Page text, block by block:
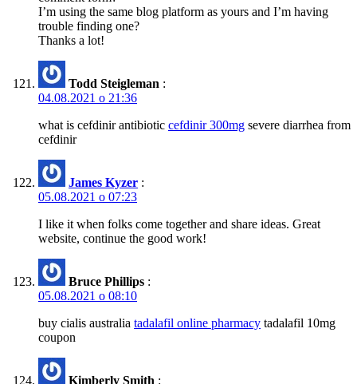
I’m using the same blog platform as yours and I’m having
trouble finding one?
Thanks a lot!
Todd Steigleman :
04.08.2021 о 21:36
what is cefdinir antibiotic cefdinir 300mg severe diarrhea from
cefdinir
James Kyzer :
05.08.2021 о 07:23
I like it when folks come together and share ideas. Great
website, continue the good work!
Bruce Phillips :
05.08.2021 о 08:10
buy cialis australia tadalafil online pharmacy tadalafil 10mg
coupon
Kimberly Smith :